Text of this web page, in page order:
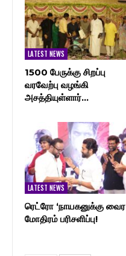
LATEST NEWS
1500 பேருக்கு சிறப்பு
வரவேற்பு வழங்கி
அசத்தியுள்ளார்…
LATEST NEWS
ரெட்ரோ ‘நாயகனுக்கு வைர
மோதிரம் பரிசளிப்பு!